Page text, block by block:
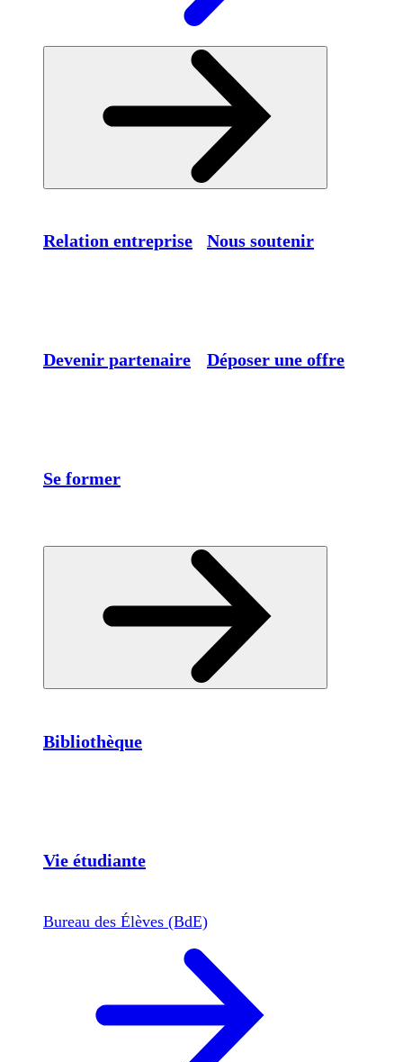
Relation entreprise Nous soutenir
Devenir partenaire Déposer une offre
Se former
Bibliothèque
Vie étudiante
Bureau des Élèves (BdE)